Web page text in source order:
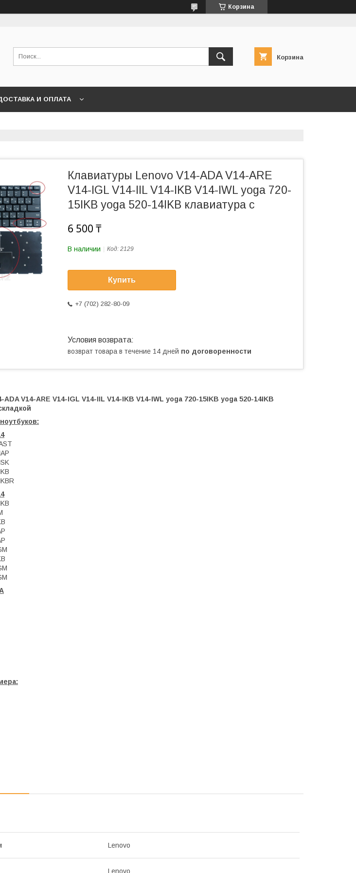
Корзина
Корзина
И ОПЛАТА
Клавиатуры Lenovo V14-ADA V14-ARE
V14-IGL V14-IIL V14-IKB V14-IWL yoga 720-
15IKB yoga 520-14IKB клавиатура c
6 500 ₸
В наличии Код: 2129
Купить
+7 (702) 282-80-09
возврат товара в течение 14 дней по договоренности
V14-ARE V14-IGL V14-IIL V14-IKB V14-IWL yoga 720-15IKB yoga 520-14IKB
Lenovo
Lenovo